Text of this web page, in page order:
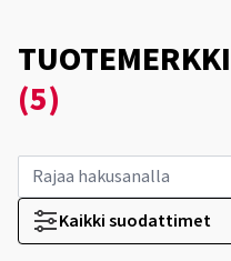
(5)
Kaikki suodattimet